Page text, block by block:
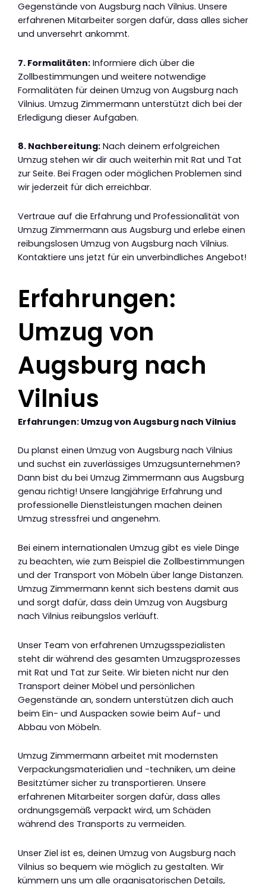
Gegenstände von Augsburg nach Vilnius. Unsere
erfahrenen Mitarbeiter sorgen dafür, dass alles sicher
und unversehrt ankommt.
7. Formalitäten: Informiere dich über die
Zollbestimmungen und weitere notwendige
Formalitäten für deinen Umzug von Augsburg nach
Vilnius. Umzug Zimmermann unterstützt dich bei der
Erledigung dieser Aufgaben.
8. Nachbereitung: Nach deinem erfolgreichen
Umzug stehen wir dir auch weiterhin mit Rat und Tat
zur Seite. Bei Fragen oder möglichen Problemen sind
wir jederzeit für dich erreichbar.
Vertraue auf die Erfahrung und Professionalität von
Umzug Zimmermann aus Augsburg und erlebe einen
reibungslosen Umzug von Augsburg nach Vilnius.
Kontaktiere uns jetzt für ein unverbindliches Angebot!
Erfahrungen:
Umzug von
Augsburg nach
Vilnius
Erfahrungen: Umzug von Augsburg nach Vilnius
Du planst einen Umzug von Augsburg nach Vilnius
und suchst ein zuverlässiges Umzugsunternehmen?
Dann bist du bei Umzug Zimmermann aus Augsburg
genau richtig! Unsere langjährige Erfahrung und
professionelle Dienstleistungen machen deinen
Umzug stressfrei und angenehm.
Bei einem internationalen Umzug gibt es viele Dinge
zu beachten, wie zum Beispiel die Zollbestimmungen
und der Transport von Möbeln über lange Distanzen.
Umzug Zimmermann kennt sich bestens damit aus
und sorgt dafür, dass dein Umzug von Augsburg
nach Vilnius reibungslos verläuft.
Unser Team von erfahrenen Umzugsspezialisten
steht dir während des gesamten Umzugsprozesses
mit Rat und Tat zur Seite. Wir bieten nicht nur den
Transport deiner Möbel und persönlichen
Gegenstände an, sondern unterstützen dich auch
beim Ein- und Auspacken sowie beim Auf- und
Abbau von Möbeln.
Umzug Zimmermann arbeitet mit modernsten
Verpackungsmaterialien und -techniken, um deine
Besitztümer sicher zu transportieren. Unsere
erfahrenen Mitarbeiter sorgen dafür, dass alles
ordnungsgemäß verpackt wird, um Schäden
während des Transports zu vermeiden.
Unser Ziel ist es, deinen Umzug von Augsburg nach
Vilnius so bequem wie möglich zu gestalten. Wir
kümmern uns um alle organisatorischen Details,